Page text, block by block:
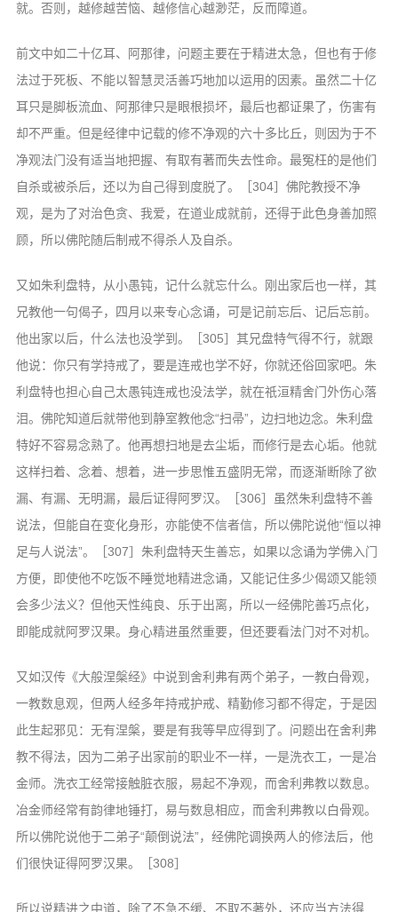
就。否则，越修越苦恼、越修信心越渺茫，反而障道。
前文中如二十亿耳、阿那律，问题主要在于精进太急，但也有于修
法过于死板、不能以智慧灵活善巧地加以运用的因素。虽然二十亿
耳只是脚板流血、阿那律只是眼根损坏，最后也都证果了，伤害有
却不严重。但是经律中记载的修不净观的六十多比丘，则因为于不
净观法门没有适当地把握、有取有著而失去性命。最冤枉的是他们
自杀或被杀后，还以为自己得到度脱了。［304］佛陀教授不净
观，是为了对治色贪、我爱，在道业成就前，还得于此色身善加照
顾，所以佛陀随后制戒不得杀人及自杀。
又如朱利盘特，从小愚钝，记什么就忘什么。刚出家后也一样，其
兄教他一句偈子，四月以来专心念诵，可是记前忘后、记后忘前。
他出家以后，什么法也没学到。［305］其兄盘特气得不行，就跟
他说：你只有学持戒了，要是连戒也学不好，你就还俗回家吧。朱
利盘特也担心自己太愚钝连戒也没法学，就在祇洹精舍门外伤心落
泪。佛陀知道后就带他到静室教他念“扫帚”，边扫地边念。朱利盘
特好不容易念熟了。他再想扫地是去尘垢，而修行是去心垢。他就
这样扫着、念着、想着，进一步思惟五盛阴无常，而逐渐断除了欲
漏、有漏、无明漏，最后证得阿罗汉。［306］虽然朱利盘特不善
说法，但能自在变化身形，亦能使不信者信，所以佛陀说他“恒以神
足与人说法”。［307］朱利盘特天生善忘，如果以念诵为学佛入门
方便，即使他不吃饭不睡觉地精进念诵，又能记住多少偈颂又能领
会多少法义？但他天性纯良、乐于出离，所以一经佛陀善巧点化，
即能成就阿罗汉果。身心精进虽然重要，但还要看法门对不对机。
又如汉传《大般涅槃经》中说到舍利弗有两个弟子，一教白骨观，
一教数息观，但两人经多年持戒护戒、精勤修习都不得定，于是因
此生起邪见：无有涅槃，要是有我等早应得到了。问题出在舍利弗
教不得法，因为二弟子出家前的职业不一样，一是洗衣工，一是冶
金师。洗衣工经常接触脏衣服，易起不净观，而舍利弗教以数息。
冶金师经常有韵律地锤打，易与数息相应，而舍利弗教以白骨观。
所以佛陀说他于二弟子“颠倒说法”，经佛陀调换两人的修法后，他
们很快证得阿罗汉果。［308］
所以说精进之中道，除了不急不缓、不取不著外，还应当方法得